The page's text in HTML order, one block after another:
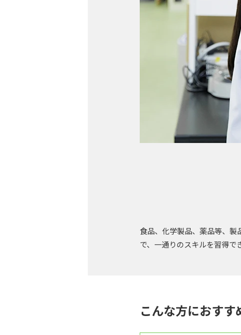
食品、化学製品、薬品等、製
で、一通りのスキルを習得で
こんな方におすす